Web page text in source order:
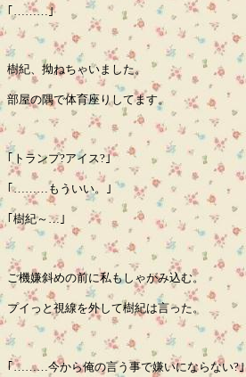
｢………｣
樹紀、拗ねちゃいました。
部屋の隅で体育座りしてます。
｢トランプ?アイス?｣
｢………もういい。｣
｢樹紀～…｣
ご機嫌斜めの前に私もしゃがみ込む。
プイっと視線を外して樹紀は言った。
｢………今から俺の言う事で嫌いにならない?｣